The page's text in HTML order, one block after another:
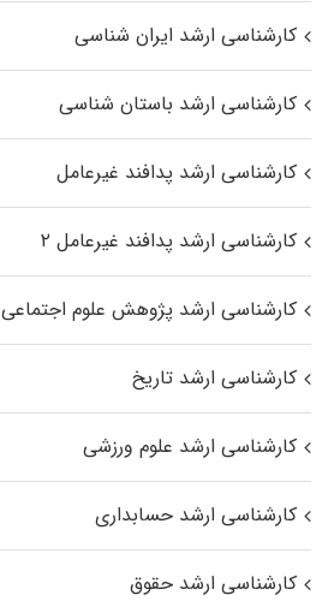
کارشناسی ارشد ایران شناسی
کارشناسی ارشد باستان شناسی
کارشناسی ارشد پدافند غیرعامل
کارشناسی ارشد پدافند غیرعامل ۲
کارشناسی ارشد پژوهش علوم اجتماعی
کارشناسی ارشد تاریخ
کارشناسی ارشد علوم ورزشی
کارشناسی ارشد حسابداری
کارشناسی ارشد حقوق